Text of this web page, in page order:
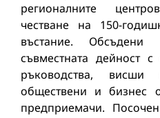
регионалните
честване на 150-
въстание. Обсъдени
съвместната дейност
ръководства,
обществени и бизнес
предприемачи.